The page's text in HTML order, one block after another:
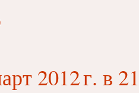
2012 г. в